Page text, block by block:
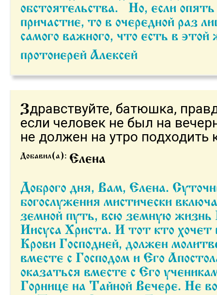
обстоятельства. Но, если
причастие, то в очередной раз
самого важного, что есть в этой
протоиерей Алексей
З дравствуйте, батюшка,
если человек не был на
не должен на утро подходить
Добавил(а): Елена
Доброго дня, Вам, Елена. Суточный круг
богослужения мистически
земной путь, всю земную жизнь
Иисуса Христа. И тот кто хочет
Крови Господней, должен
вместе с Господом и Его
оказаться вместе с Его
Горнице на Тайной Вечере. Не